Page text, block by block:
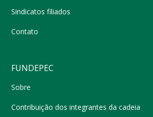
Sindicatos filiados
Contato
FUNDEPEC
Sobre
Contribuição dos integrantes da cadeia